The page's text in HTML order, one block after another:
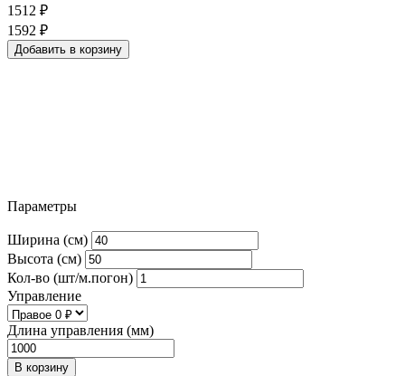
1512 ₽
1592 ₽
Добавить в корзину
Параметры
Ширина (см)
Высота (см)
Кол-во (шт/м.погон)
Управление
Длина управления (мм)
В корзину